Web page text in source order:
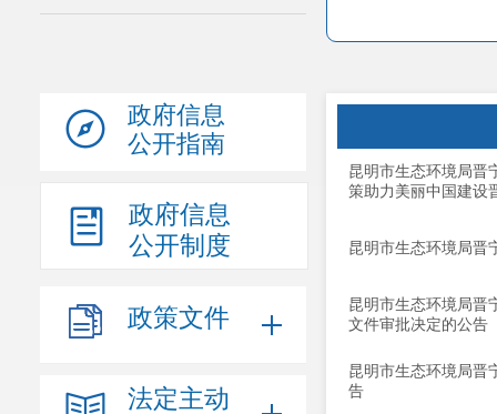
政府信息
公开指南
政府信息
公开制度
政策文件
法定主动
昆明市生态环境局晋
策助力美丽中国建设
昆明市生态环境局晋
昆明市生态环境局晋
文件审批决定的公告
昆明市生态环境局晋
告